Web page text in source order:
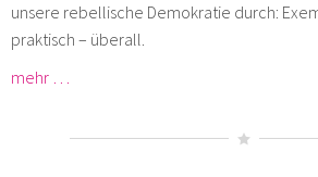
unsere rebellische Demokratie durch:
praktisch – überall.
mehr …